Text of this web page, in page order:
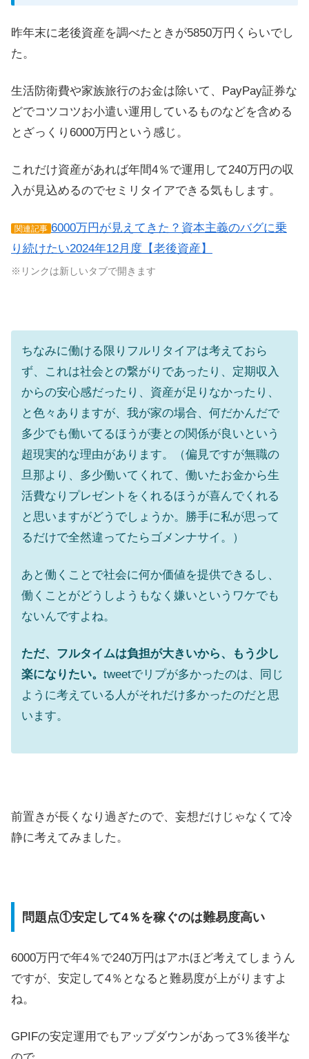
昨年末に老後資産を調べたときが5850万円くらいでし
た。
生活防衛費や家族旅行のお金は除いて、PayPay証券な
どでコツコツお小遣い運用しているものなどを含める
とざっくり6000万円という感じ。
これだけ資産があれば年間4％で運用して240万円の収
入が見込めるのでセミリタイアできる気もします。
関連記事 6000万円が見えてきた？資本主義のバグに乗
り続けたい2024年12月度【老後資産】
※リンクは新しいタブで開きます
ちなみに働ける限りフルリタイアは考えておら
ず、これは社会との繋がりであったり、定期収入
からの安心感だったり、資産が足りなかったり、
と色々ありますが、我が家の場合、何だかんだで
多少でも働いてるほうが妻との関係が良いという
超現実的な理由があります。（偏見ですが無職の
旦那より、多少働いてくれて、働いたお金から生
活費なりプレゼントをくれるほうが喜んでくれる
と思いますがどうでしょうか。勝手に私が思って
るだけで全然違ってたらゴメンナサイ。）
あと働くことで社会に何か価値を提供できるし、
働くことがどうしようもなく嫌いというワケでも
ないんですよね。
ただ、フルタイムは負担が大きいから、もう少し
楽になりたい。 tweetでリプが多かったのは、同じ
ように考えている人がそれだけ多かったのだと思
います。
前置きが長くなり過ぎたので、妄想だけじゃなくて冷
静に考えてみました。
問題点①安定して4％を稼ぐのは難易度高い
6000万円で年4％で240万円はアホほど考えてしまうん
ですが、安定して4％となると難易度が上がりますよ
ね。
GPIFの安定運用でもアップダウンがあって3％後半な